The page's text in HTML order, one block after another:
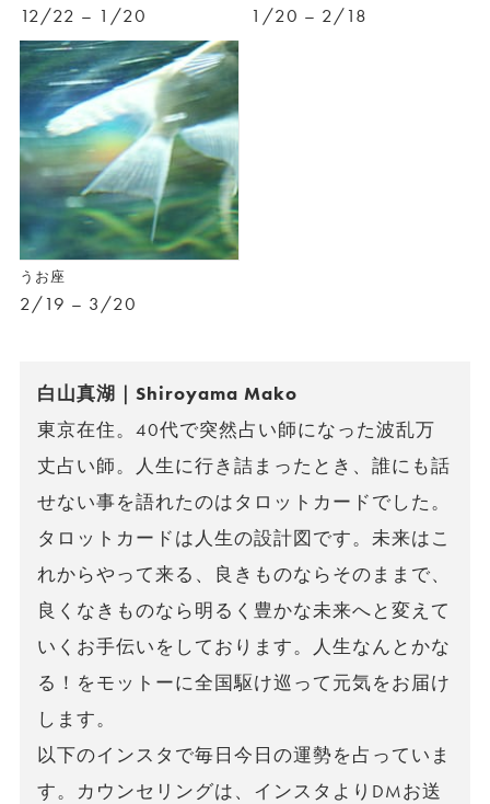
12/22 – 1/20 1/20 – 2/18
うお座
2/19 – 3/20
白山真湖｜Shiroyama Mako
東京在住。40代で突然占い師になった波乱万
丈占い師。人生に行き詰まったとき、誰にも話
せない事を語れたのはタロットカードでした。
タロットカードは人生の設計図です。未来はこ
れからやって来る、良きものならそのままで、
良くなきものなら明るく豊かな未来へと変えて
いくお手伝いをしております。人生なんとかな
る！をモットーに全国駆け巡って元気をお届け
します。
以下のインスタで毎日今日の運勢を占っていま
す。カウンセリングは、インスタよりDMお送